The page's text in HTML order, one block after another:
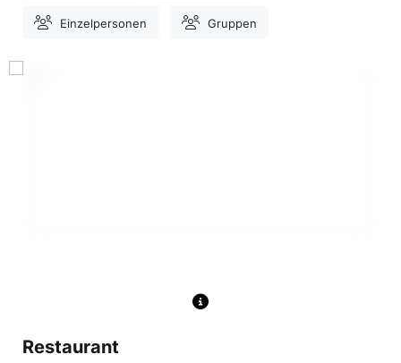
Einzelpersonen Gruppen
Restaurant